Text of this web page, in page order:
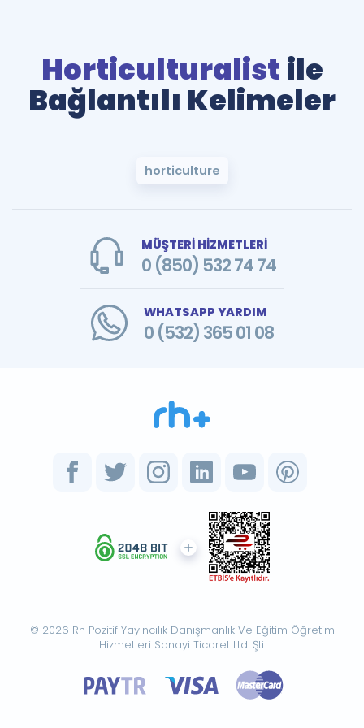
Horticulturalist ile
Bağlantılı Kelimeler
horticulture
MÜŞTERİ HİZMETLERİ
0 (850) 532 74 74
WHATSAPP YARDIM
0 (532) 365 01 08
© 2026 Rh Pozitif Yayıncılık Danışmanlık Ve Eğitim Öğretim
Hizmetleri Sanayi Ticaret Ltd. Şti.